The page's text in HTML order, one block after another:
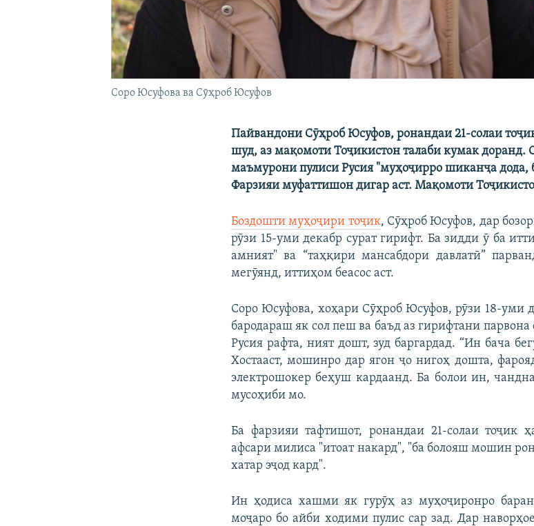
Соро Юсуфова ва Сӯҳроб Юсуфов
Пайвандони Сӯҳроб Юсуфов, ронандаи 21-солаи
шуд, аз мақомоти Тоҷикистон талаби кумак доранд.
маъмурони пулиси Русия "муҳоҷирро шиканҷа дода,
Фарзияи муфаттишон дигар аст. Мақомоти
Боздошти муҳоҷири тоҷик, Сӯҳроб Юсуфов, дар
рӯзи 15-уми декабр сурат гирифт. Ба зидди ӯ ба
амният" ва “таҳқири мансабдори давлатӣ”
мегӯянд, иттиҳом беасос аст.
Соро Юсуфова, хоҳари Сӯҳроб Юсуфов, рӯзи 18-уми
бародараш як сол пеш ва баъд аз гирифтани
Русия рафта, ният дошт, зуд баргардад. “Ин бача
Хостааст, мошинро дар ягон ҷо нигоҳ дошта,
электрошокер беҳуш кардаанд. Ба болои ин,
мусоҳиби мо.
Ба фарзияи тафтишот, ронандаи 21-солаи тоҷик
афсари милиса "итоат накард", "ба болояш мошин
хатар эҷод кард".
Ин ҳодиса хашми як гурӯҳ аз муҳоҷиронро
моҷаро бо айби ходими пулис сар зад. Дар